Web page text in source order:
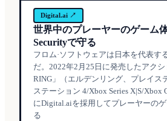
Digital.ai ↗
世界中のプレーヤーのゲーム
Securityで守る
フロム·ソフトウェアは日本を代表す
だ。2022年2月25日に発売したアクシ
RING」（エルデンリング、プレイス
ステーション 4/Xbox Series X|S/Xbox
にDigital.aiを採用してプレーヤーの
る